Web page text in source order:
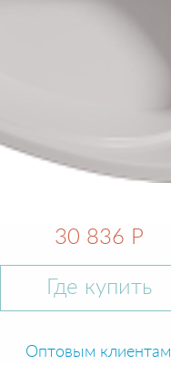
30 836 Р
Где купить
Оптовым клиентам